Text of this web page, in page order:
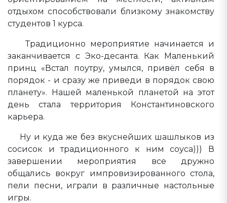
отдыхом способствовали близкому знакомству
студентов 1 курса.
Традиционно мероприятие начинается и
заканчивается с Эко-десанта. Как Маленький
принц «Встал поутру, умылся, привёл себя в
порядок - и сразу же приведи в порядок свою
планету». Нашей маленькой планетой на этот
день стала территория Константиновского
карьера.
Ну и куда же без вкуснейших шашлыков из
сосисок и традиционного к ним соуса))) В
завершении мероприятия все дружно
общались вокруг импровизированного стола,
пели песни, играли в различные настольные
игры.